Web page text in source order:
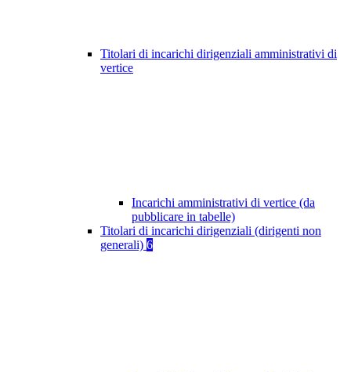
Titolari di incarichi dirigenziali amministrativi di
vertice
Incarichi amministrativi di vertice (da
pubblicare in tabelle)
Titolari di incarichi dirigenziali (dirigenti non
generali) 6